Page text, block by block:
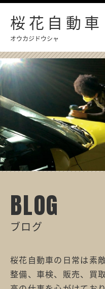
桜花自動車
オウカジドウシャ
BLOG
ブログ
桜花自動車の日常は素敵
整備、車検、販売、買